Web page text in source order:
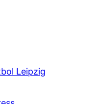
Leipzig